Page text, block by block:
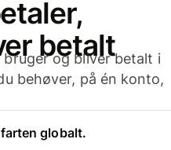
betalt
bruger og bliver betalt i
behøver, på én konto,
globalt.